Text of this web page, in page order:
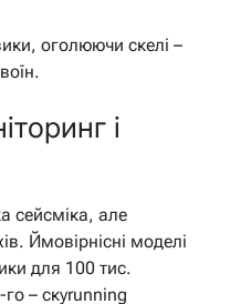
оголюючи скелі –
і
сейсміка, але
Ймовірнісні моделі
для 100 тис.
– скyrunning